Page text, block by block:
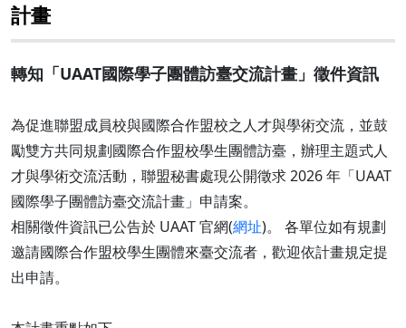
計畫
轉知「UAAT國際學子團體訪臺交流計畫」徵件資訊
為促進聯盟成員校與國際合作盟校之人才與學術交流，並鼓
勵雙方共同規劃國際合作盟校學生團體訪臺，辦理主題式人
才與學術交流活動，聯盟秘書處現公開徵求 2026 年「UAAT
國際學子團體訪臺交流計畫」申請案。
相關徵件資訊已公告於 UAAT 官網(網址)。 各單位如有規劃
邀請國際合作盟校學生團體來臺交流者，歡迎依計畫規定提
出申請。